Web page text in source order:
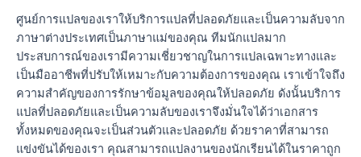
ศูนย์การแปลของเราให้บริการแปลที่ปลอดภัยและเป็นความลับจาก
ภาษาต่างประเทศเป็นภาษาแม่ของคุณ ทีมนักแปลมาก
ประสบการณ์ของเรามีความเชี่ยวชาญในการแปลเฉพาะทางและ
เป็นมืออาชีพที่ปรับให้เหมาะกับความต้องการของคุณ เราเข้าใจถึง
ความสำคัญของการรักษาข้อมูลของคุณให้ปลอดภัย ดังนั้นบริการ
แปลที่ปลอดภัยและเป็นความลับของเราจึงมั่นใจได้ว่าเอกสาร
ทั้งหมดของคุณจะเป็นส่วนตัวและปลอดภัย ด้วยราคาที่สามารถ
แข่งขันได้ของเรา คุณสามารถแปลงานของนักเรียนได้ในราคาถูก